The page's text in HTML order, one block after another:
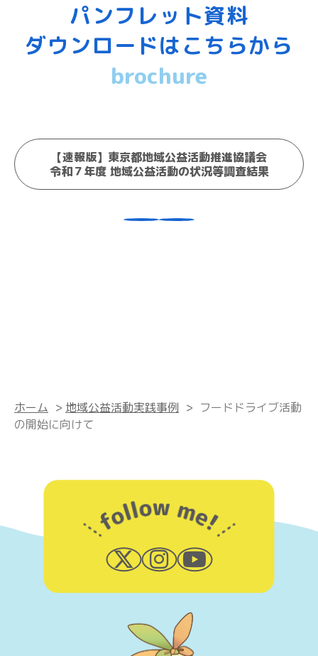
パンフレット資料
ダウンロードはこちらから
brochure
【速報版】東京都地域公益活動推進協議会
令和７年度 地域公益活動の状況等調査結果
ホーム > 地域公益活動実践事例 > フードドライブ活動
の開始に向けて